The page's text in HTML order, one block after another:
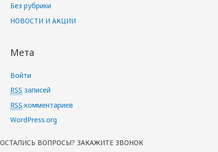
Без рубрики
НОВОСТИ И АКЦИИ
Мета
Войти
RSS записей
RSS комментариев
WordPress.org
ОСТАЛИСЬ ВОПРОСЫ? ЗАКАЖИТЕ ЗВОНОК